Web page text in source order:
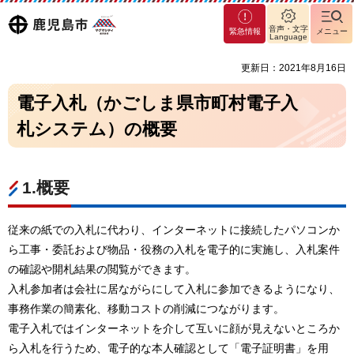
鹿児島
マグ
マシ
緊急情報
音声・文字
Language
メニュー
更新日：2021年8月16日
電子入札（かごしま県市町村電子入
札システム）の概要
1.概要
従来の紙での入札に代わり、インターネットに接続したパソコンか
ら工事・委託および物品・役務の入札を電子的に実施し、入札案件
の確認や開札結果の閲覧ができます。
入札参加者は会社に居ながらにして入札に参加できるようになり、
事務作業の簡素化、移動コストの削減につながります。
電子入札ではインターネットを介して互いに顔が見えないところか
ら入札を行うため、電子的な本人確認として「電子証明書」を用